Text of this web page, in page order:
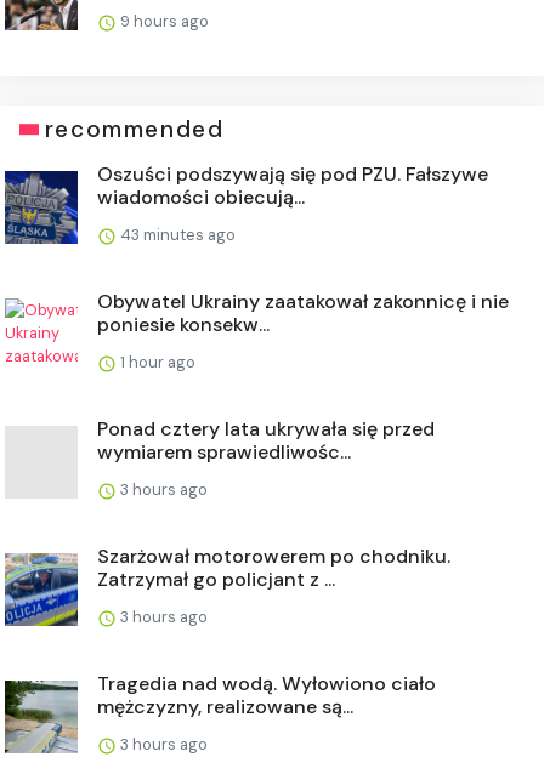
9 hours ago
recommended
Oszuści podszywają się pod PZU. Fałszywe
wiadomości obiecują...
43 minutes ago
Obywatel Ukrainy zaatakował zakonnicę i nie
poniesie konsekw...
1 hour ago
Ponad cztery lata ukrywała się przed
wymiarem sprawiedliwośc...
3 hours ago
Szarżował motorowerem po chodniku.
Zatrzymał go policjant z ...
3 hours ago
Tragedia nad wodą. Wyłowiono ciało
mężczyzny, realizowane są...
3 hours ago